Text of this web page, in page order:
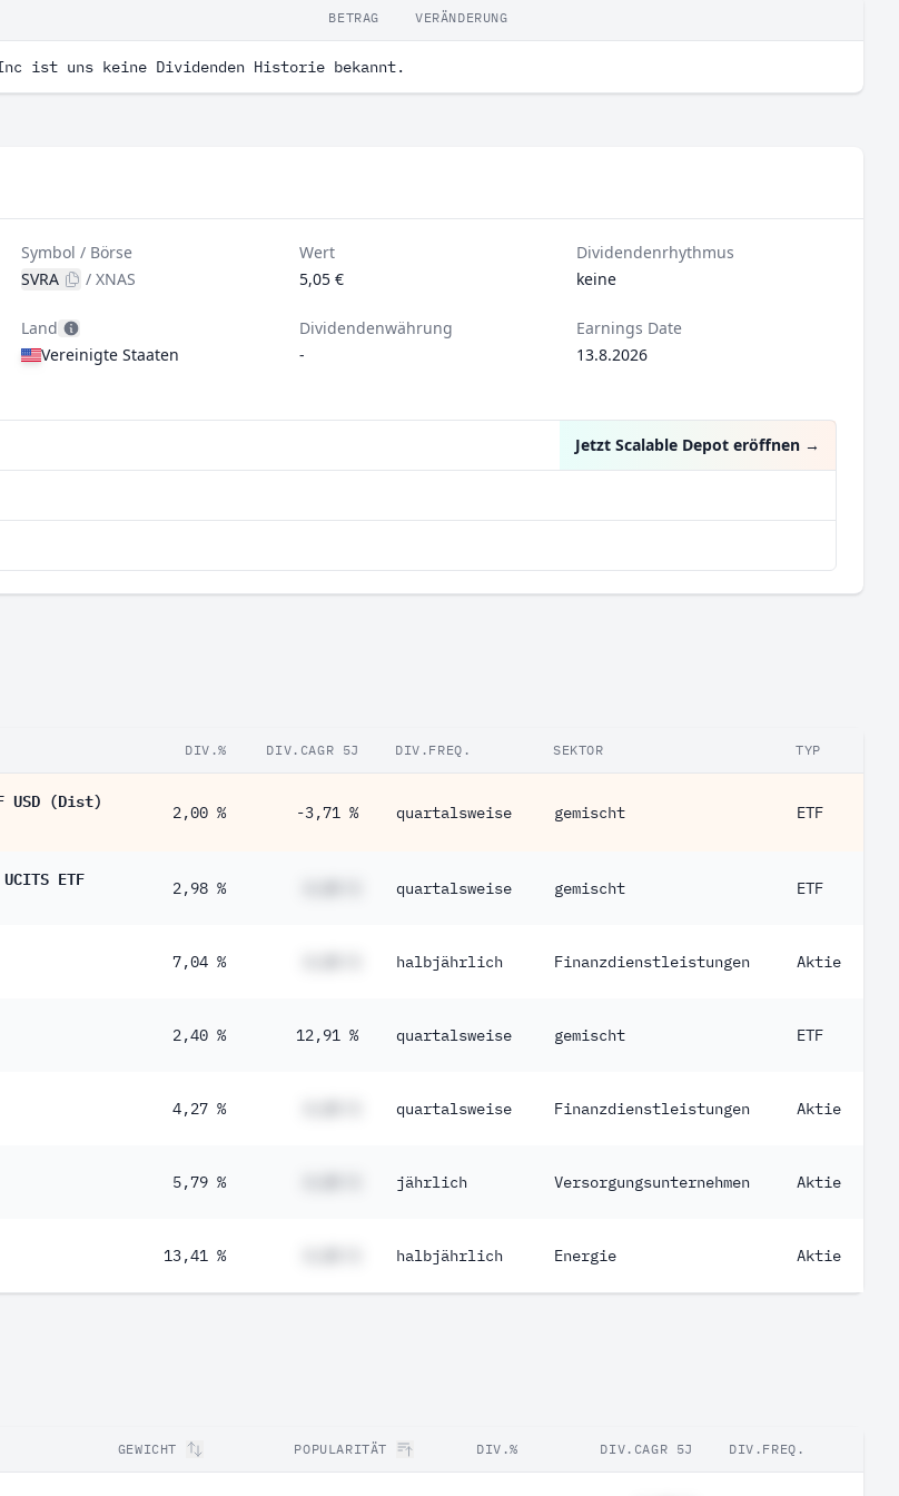
BETRAG VERÄNDERUNG
ist uns keine Dividenden Historie bekannt.
Symbol / Börse
SVRA
/XNAS
Wert
5,05 €
Dividendenrhythmus
keine
Land
Vereinigte Staaten
Dividendenwährung
-
Earnings Date
13.8.2026
Jetzt Scalable Depot eröffnen →
DIV.% DIV.CAGR 5J DIV.FREQ. SEKTOR TYP
USD (Dist)
2,00 % -3,71 % quartalsweise gemischt ETF
ETF 2,98 % quartalsweise gemischt ETF
7,04 % halbjährlich Finanzdienstleistungen Aktie
2,40 % 12,91 % quartalsweise gemischt ETF
4,27 % quartalsweise Finanzdienstleistungen Aktie
5,79 % jährlich Versorgungsunternehmen Aktie
13,41 % halbjährlich Energie Aktie
GEWICHT POPULARITÄT DIV.% DIV.CAGR 5J DIV.FREQ.